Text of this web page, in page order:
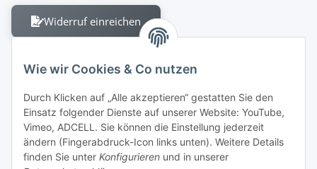
Wie wir Cookies & Co nutzen
Durch Klicken auf „Alle akzeptieren“ gestatten Sie den
Einsatz folgender Dienste auf unserer Website: YouTube,
Vimeo, ADCELL. Sie können die Einstellung jederzeit
ändern (Fingerabdruck-Icon links unten). Weitere Details
finden Sie unter Konfigurieren und in unserer
Widerruf einreichen
Berliner Allee 38
13088 Berlin
Shop +49 30 4280 2070